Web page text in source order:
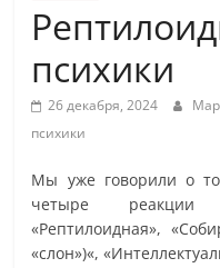
психики
26 декабря, 2024
психики
Мы уже говорили о
четыре реакции
«Рептилоидная»,
«слон»)«,